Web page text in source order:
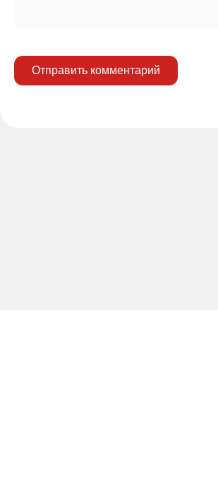
Отправить комментарий